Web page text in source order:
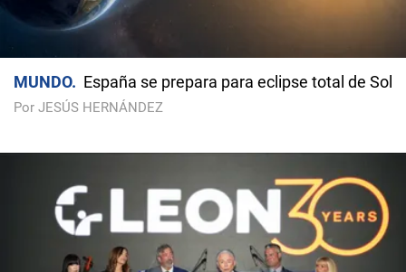
MUNDO España se prepara para eclipse total de Sol
Por JESÚS HERNÁNDEZ